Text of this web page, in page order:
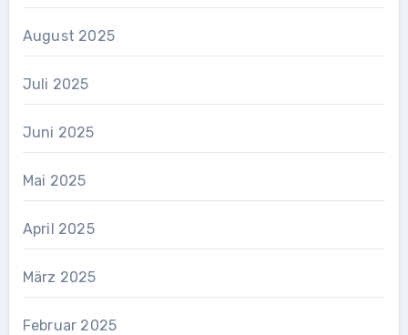
August 2025
Juli 2025
Juni 2025
Mai 2025
April 2025
März 2025
Februar 2025